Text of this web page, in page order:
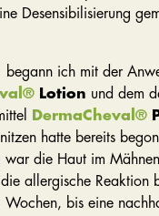
Desensibilisierung
begann ich mit der
Lotion und dem
DermaCheval®
hatte bereits
war die Haut im
allergische Reaktion
Wochen, bis eine